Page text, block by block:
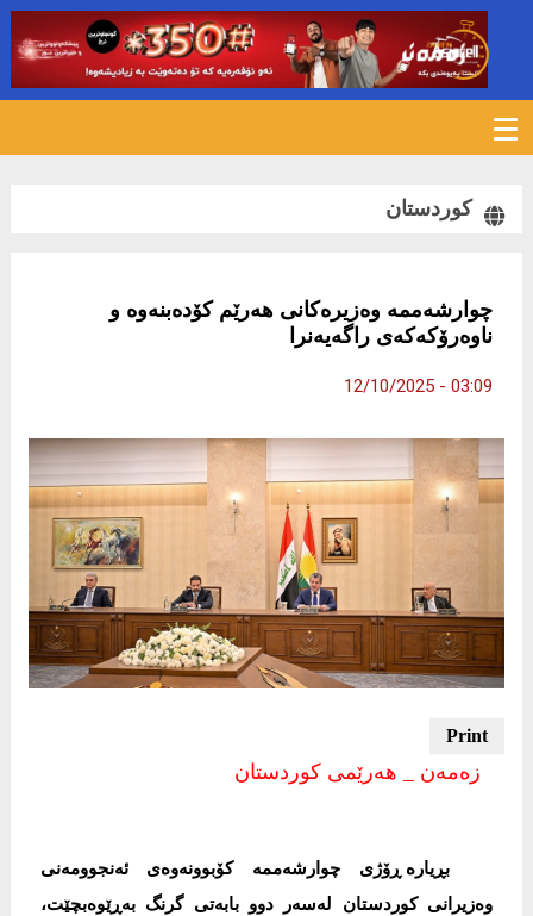
کوردستان
چوارشه‌ممه‌ وه‌زیره‌كانی هه‌رێم كۆده‌بنه‌وه‌ و
ناوه‌رۆكه‌كه‌ی راگه‌یه‌نرا
03:09 - 12/10/2025
زەمەن _ هەرێمی کوردستان
بڕیارە ڕۆژی چوارشەممە کۆبوونەوەی ئەنجوومەنی
وەزیرانی کوردستان لەسەر دوو بابەتی گرنگ بەڕێوەبچێت،